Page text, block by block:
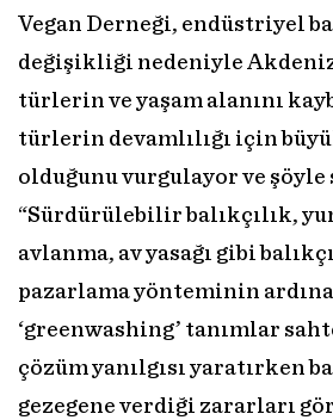
Vegan Derneği, endüstriyel
değişikliği nedeniyle
türlerin ve yaşam alanını
türlerin devamlılığı için
olduğunu vurgulayor ve şöyle
“Sürdürülebilir balıkçılık,
avlanma, av yasağı gibi
pazarlama yönteminin
‘greenwashing’ tanımlar
çözüm yanılgısı yaratırken
gezegene verdiği zararları